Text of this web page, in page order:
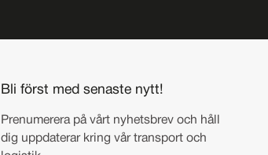
Bli först med senaste nytt!
Prenumerera på vårt nyhetsbrev och håll
dig uppdaterar kring vår transport och